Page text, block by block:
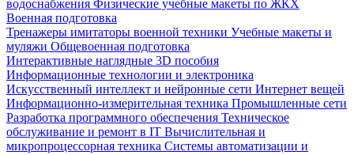
водоснабжения Физические учебные макеты по ЖКХ
Военная подготовка
Тренажеры имитаторы военной техники Учебные макеты и
муляжи Общевоенная подготовка
Интерактивные наглядные 3D пособия
Информационные технологии и электроника
Искусственный интеллект и нейронные сети Интернет вещей
Информационно-измерительная техника Промышленные сети
Разработка программного обеспечения Техническое
обслуживание и ремонт в IT Вычислительная и
микропроцессорная техника Системы автоматизации и